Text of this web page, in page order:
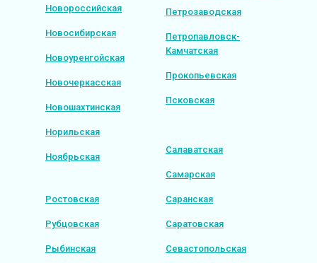
Новороссийская
Новосибирская
Новоуренгойская
Новочеркасская
Новошахтинская
Норильская
Ноябрьская
Петрозаводская
Петропавловск-
Камчатская
Прокопьевская
Псковская
Ростовская
Рубцовская
Рыбинская
Салаватская
Самарская
Саранская
Саратовская
Севастопольская